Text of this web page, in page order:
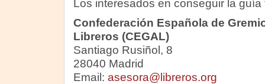
Los interesados en conseguir la
Confederación Española de
Libreros (CEGAL)
Santiago Rusiñol, 8
28040 Madrid
Email: asesora@libreros.org